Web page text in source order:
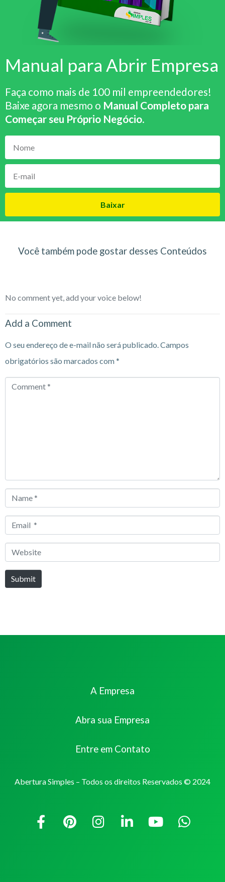
Manual para Abrir Empresa
Faça como mais de 100 mil empreendedores!
Baixe agora mesmo o Manual Completo para
Começar seu Próprio Negócio.
Baixar
Você também pode gostar desses Conteúdos
No comment yet, add your voice below!
Add a Comment
O seu endereço de e-mail não será publicado.Campos
obrigatórios são marcados com*
Comment
Name
Email
Website
Submit
A Empresa
Abra sua Empresa
Entre em Contato
Abertura Simples – Todos os direitos Reservados © 2024